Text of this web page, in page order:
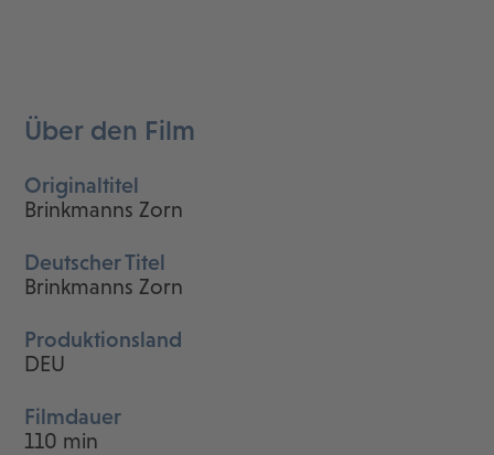
Über den Film
Originaltitel
Brinkmanns Zorn
Deutscher Titel
Brinkmanns Zorn
Produktionsland
DEU
Filmdauer
110 min